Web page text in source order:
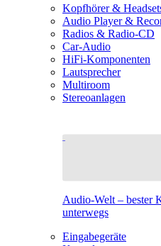
Kopfhörer &
Audio Player &
Radios & Radio-CD
Car-Audio
HiFi-Komponenten
Lautsprecher
Multiroom
Stereoanlagen
Audio-Welt – bester
unterwegs
Eingabegeräte